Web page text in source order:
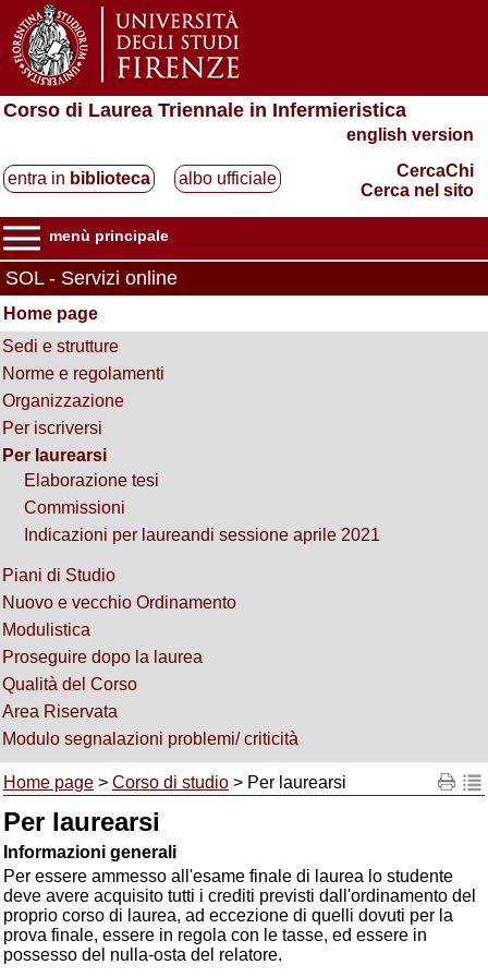
Corso di Laurea Triennale in Infermieristica
english version
entra in biblioteca albo ufficiale
CercaChi
Cerca nel sito
menù principale
SOL - Servizi online
Home page
Sedi e strutture
Norme e regolamenti
Organizzazione
Per iscriversi
Per laurearsi
Elaborazione tesi
Commissioni
Indicazioni per laureandi sessione aprile 2021
Piani di Studio
Nuovo e vecchio Ordinamento
Modulistica
Proseguire dopo la laurea
Qualità del Corso
Area Riservata
Modulo segnalazioni problemi/ criticità
Home page > Corso di studio > Per laurearsi
Per laurearsi
Informazioni generali
Per essere ammesso all'esame finale di laurea lo studente
deve avere acquisito tutti i crediti previsti dall'ordinamento del
proprio corso di laurea, ad eccezione di quelli dovuti per la
prova finale, essere in regola con le tasse, ed essere in
possesso del nulla-osta del relatore.